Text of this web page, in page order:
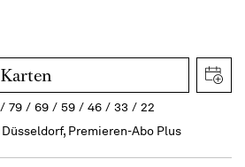
Karten
79 69 59 46 33
22
Premieren-Abo Plus